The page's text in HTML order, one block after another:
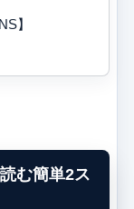
】
む簡単2ス